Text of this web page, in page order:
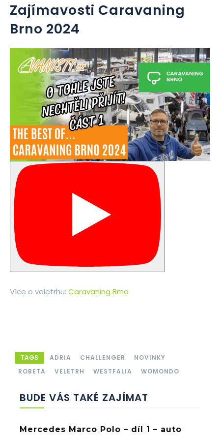
Zajímavosti Caravaning
Brno 2024
Více o veletrhu: Caravaning Brno
TAGS ADRIA CHALLENGER
NOVINKY
ROBETA
VELETRH WESTFALIA WOMONDO
BUDE VÁS TAKÉ ZAJÍMAT
Mercedes Marco Polo – díl 1 – auto